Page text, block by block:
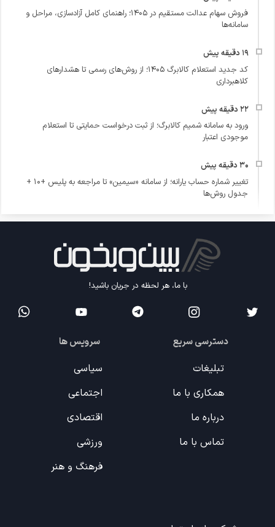
فروش سهام عدالت مستقیم در ۱۴۰۵؛ راهنمای کامل آزادسازی، مراحل و
سامانه‌ها
کد جدید استعلام کالابرگ ۱۴۰۵؛ از روش‌های رسمی تا هشدارهای
کلاهبرداری
ورود به سامانه شمیم کالابرگ؛ از ثبت درخواست حمایتی تا استعلام
موجودی اعتبار
تغییر شماره حساب یارانه؛ از سامانه «سیمین» تا مراجعه به پلیس +۱۰ +
جدول روش‌ها
با ما، هر لحظه در جریان باشید!
دسترسی سریع
تبلیغات
همکاری با ما
درباره ما
تماس با ما
سرویس ها
سیاسی
اجتماعی
اقتصادی
ورزشی
فرهنگ و هنر